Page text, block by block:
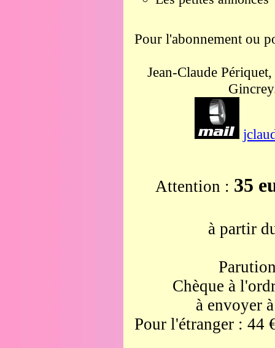
Pour l'abonnement ou
Jean-Claude
Attention : 35
à partir
Chèque à
à envoyer
Pour l'étranger : 44